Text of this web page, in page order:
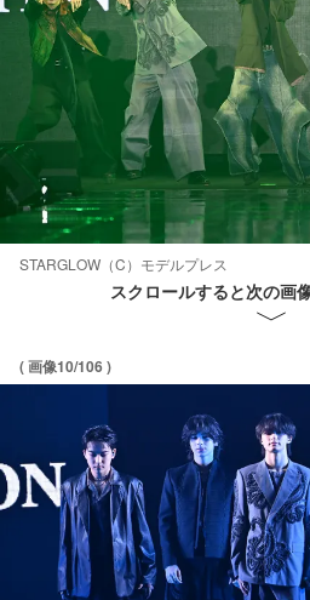
STARGLOW（C）モデルプレス
スクロールすると次の画
( 画像10/106 )